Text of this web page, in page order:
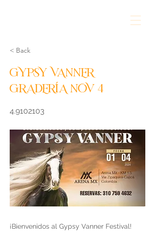
< Back
GYPSY VANNER
GRADERÍA NOV 4
4.9102103
¡Bienvenidos al Gypsy Vanner Festival!